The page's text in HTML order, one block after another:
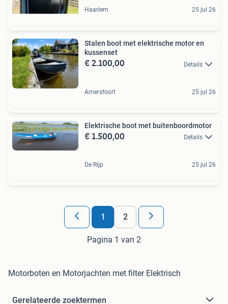
Haarlem 25 jul 26
Stalen boot met elektrische motor en
kussenset
€ 2.100,00 Details
Amersfoort 25 jul 26
Elektrische boot met buitenboordmotor
€ 1.500,00 Details
De Rijp 25 jul 26
1 2
Pagina 1 van 2
Motorboten en Motorjachten met filter Elektrisch
Gerelateerde zoektermen